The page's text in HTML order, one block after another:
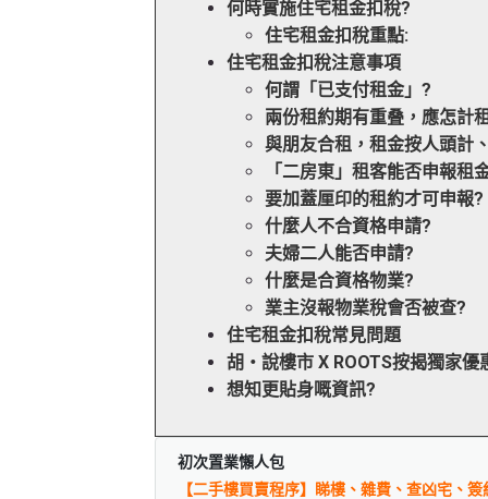
何時實施住宅租金扣稅?
住宅租金扣稅重點:
住宅租金扣稅注意事項
何謂「已支付租金」?
兩份租約期有重叠，應怎計
與朋友合租，租金按人頭計
「二房東」租客能否申報租
要加蓋厘印的租約才可申報?
什麼人不合資格申請?
夫婦二人能否申請?
什麼是合資格物業?
業主沒報物業稅會否被查?
住宅租金扣稅常見問題
胡‧說樓市 X ROOTS按揭獨家優
想知更貼身嘅資訊?
初次置業懶人包
【二手樓買賣程序】睇樓、雜費、查凶宅、